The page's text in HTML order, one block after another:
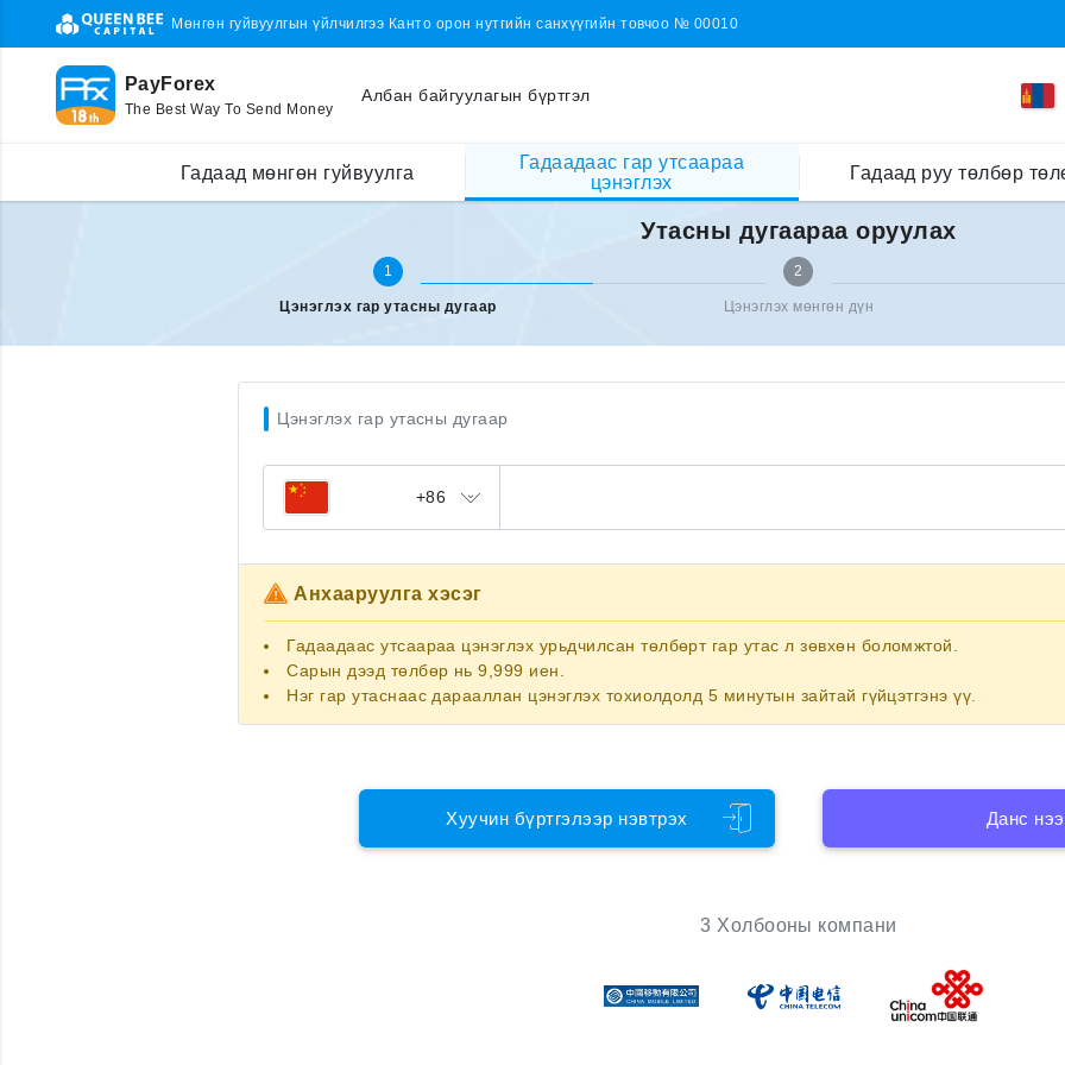
Мөнгөн гуйвуулгын үйлчилгээ Канто орон нутгийн санхүүгийн товчоо № 00010
PayForex
The Best Way To Send Money
Албан байгуулагын бүртгэл
Гадаад мөнгөн гуйвуулга
Гадаадаас гар утсаараа
цэнэглэх
Гадаад руу төлбөр
Гадаад улсаас утсаа цэнэглэх Утасны дугаараа оруулах
Утасны дугаараа оруулах
1
Цэнэглэх гар утасны дугаар
2
Цэнэглэх мөнгөн дүн
Цэнэглэх гар утасны дугаар
+86
Анхааруулга хэсэг
Гадаадаас утсаараа цэнэглэх урьдчилсан төлбөрт гар утас л зөвхөн боломжтой.
Сарын дээд төлбөр нь 9,999 иен.
Нэг гар утаснаас дарааллан цэнэглэх тохиолдолд 5 минутын зайтай гүйцэтгэнэ үү.
Хуучин бүртгэлээр нэвтрэх Данс
3 Холбооны компани